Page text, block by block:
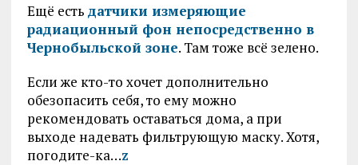
Ещё есть датчики измеряющие
радиационный фон непосредственно в
Чернобыльской зоне. Там тоже всё зелено.
Если же кто-то хочет дополнительно
обезопасить себя, то ему можно
рекомендовать оставаться дома, а при
выходе надевать фильтрующую маску. Хотя,
погодите-ка…z